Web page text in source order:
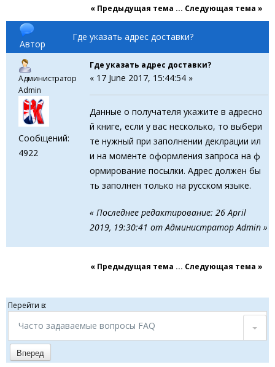
« Предыдущая тема ... Cледующая тема »
Автор
Где указать адрес доставки?
Администратор
Admin
Сообщений:
4922
Где указать адрес доставки?
« 17 June 2017, 15:44:54 »
Данные о получателя укажите в адресно
й книге, если у вас несколько, то выбери
те нужный при заполнении деклрации ил
и на моменте оформления запроса на ф
ормирование посылки. Адрес должен бы
ть заполнен только на русском языке.
« Последнее редактирование: 26 April
2019, 19:30:41 от Администратор Admin »
« Предыдущая тема ... Cледующая тема »
Перейти в:
Часто задаваемые вопросы FAQ
Вперед